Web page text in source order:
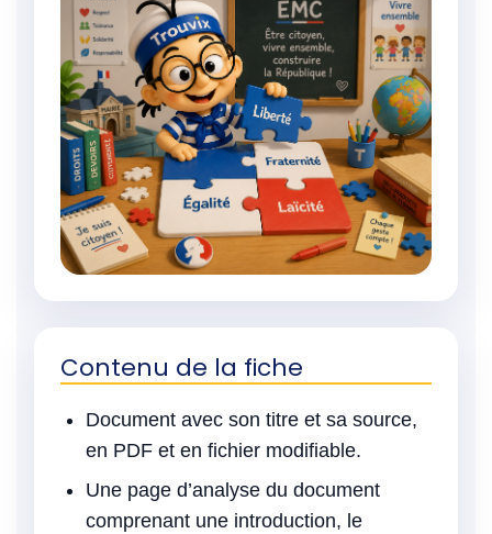
Contenu de la fiche
Document avec son titre et sa source,
en PDF et en fichier modifiable.
Une page d’analyse du document
comprenant une introduction, le